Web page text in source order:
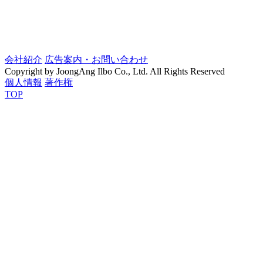
会社紹介 広告案内・お問い合わせ
Copyright by JoongAng Ilbo Co., Ltd. All Rights Reserved
個人情報 著作権
TOP